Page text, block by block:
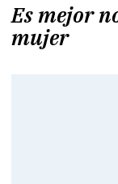
Es mejor
mujer